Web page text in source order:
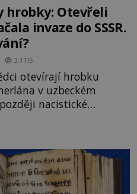
hrobky: Otevřeli
invaze do SSSR.
3.1TIS
otevírají hrobku
v uzbeckém
nacistické
Barbarossa a napadá
je natolik zarážející, že se
nebo jde jen o fascinující